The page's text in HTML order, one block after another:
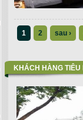
1 2 sau ›
KHÁCH HÀNG TIÊU